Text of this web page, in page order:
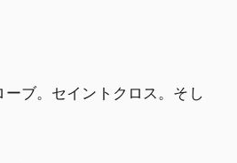
ブ。セイントクロス。そし